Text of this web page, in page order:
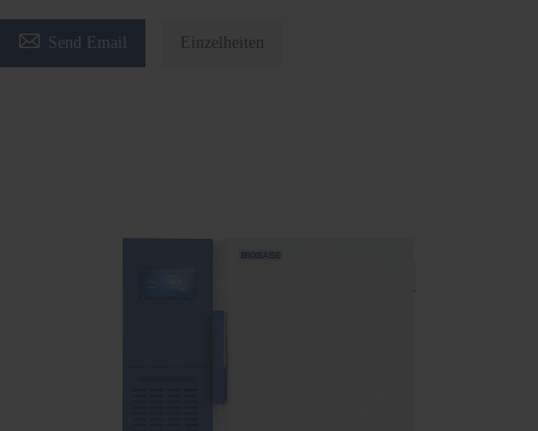
 Send Email Einzelheiten